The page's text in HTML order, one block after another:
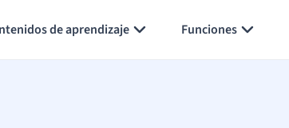
de aprendizaje Funciones